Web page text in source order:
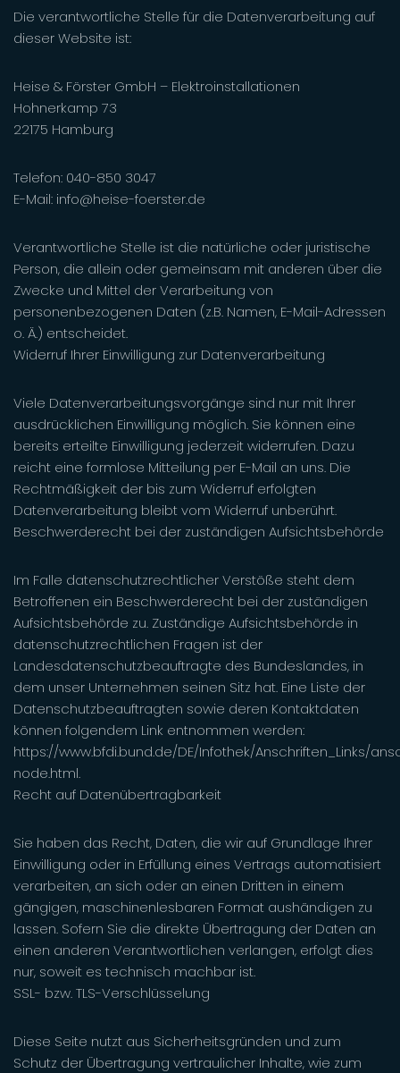
Die verantwortliche Stelle für die Datenverarbeitung auf
dieser Website ist:
Heise & Förster GmbH – Elektroinstallationen
Hohnerkamp 73
22175 Hamburg
Telefon: 040-850 3047
E-Mail: info@heise-foerster.de
Verantwortliche Stelle ist die natürliche oder juristische
Person, die allein oder gemeinsam mit anderen über die
Zwecke und Mittel der Verarbeitung von
personenbezogenen Daten (z.B. Namen, E-Mail-Adressen
o. Ä.) entscheidet.
Widerruf Ihrer Einwilligung zur Datenverarbeitung
Viele Datenverarbeitungsvorgänge sind nur mit Ihrer
ausdrücklichen Einwilligung möglich. Sie können eine
bereits erteilte Einwilligung jederzeit widerrufen. Dazu
reicht eine formlose Mitteilung per E-Mail an uns. Die
Rechtmäßigkeit der bis zum Widerruf erfolgten
Datenverarbeitung bleibt vom Widerruf unberührt.
Beschwerderecht bei der zuständigen Aufsichtsbehörde
Im Falle datenschutzrechtlicher Verstöße steht dem
Betroffenen ein Beschwerderecht bei der zuständigen
Aufsichtsbehörde zu. Zuständige Aufsichtsbehörde in
datenschutzrechtlichen Fragen ist der
Landesdatenschutzbeauftragte des Bundeslandes, in
dem unser Unternehmen seinen Sitz hat. Eine Liste der
Datenschutzbeauftragten sowie deren Kontaktdaten
können folgendem Link entnommen werden:
https://www.bfdi.bund.de/DE/Infothek/Anschriften_Links/
node.html.
Recht auf Datenübertragbarkeit
Sie haben das Recht, Daten, die wir auf Grundlage Ihrer
Einwilligung oder in Erfüllung eines Vertrags automatisiert
verarbeiten, an sich oder an einen Dritten in einem
gängigen, maschinenlesbaren Format aushändigen zu
lassen. Sofern Sie die direkte Übertragung der Daten an
einen anderen Verantwortlichen verlangen, erfolgt dies
nur, soweit es technisch machbar ist.
SSL- bzw. TLS-Verschlüsselung
Diese Seite nutzt aus Sicherheitsgründen und zum
Schutz der Übertragung vertraulicher Inhalte, wie zum